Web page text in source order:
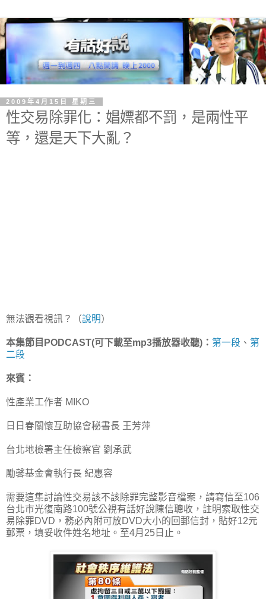
2009年4月15日 星期三
性交易除罪化：娼嫖都不罰，是兩性平
等，還是天下大亂？
無法觀看視訊？（說明）
本集節目PODCAST(可下載至mp3播放器收聽)： 第一段 、 第
二段
來賓：
性產業工作者 MIKO
日日春關懷互助協會秘書長 王芳萍
台北地檢署主任檢察官 劉承武
勵馨基金會執行長 紀惠容
需要這集討論性交易該不該除罪完整影音檔案，請寫信至106
台北市光復南路100號公視有話好說陳信聰收，註明索取性交
易除罪DVD，務必內附可放DVD大小的回郵信封，貼好12元
郵票，填妥收件姓名地址。至4月25日止。